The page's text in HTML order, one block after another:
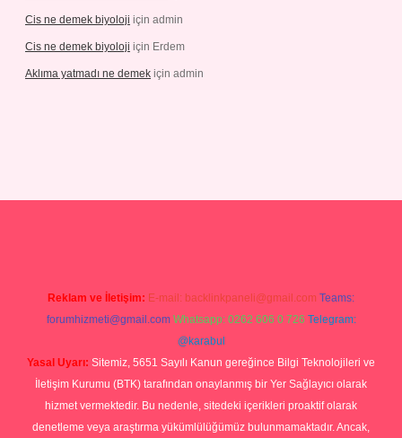
Cis ne demek biyoloji için admin
Cis ne demek biyoloji için Erdem
Aklıma yatmadı ne demek için admin
Reklam ve İletişim: E-mail: backlinkpaneli@gmail.com Teams:
forumhizmeti@gmail.com Whatsapp: 0262 606 0 726 Telegram:
@karabul
Yasal Uyarı: Sitemiz, 5651 Sayılı Kanun gereğince Bilgi Teknolojileri ve
İletişim Kurumu (BTK) tarafından onaylanmış bir Yer Sağlayıcı olarak
hizmet vermektedir. Bu nedenle, sitedeki içerikleri proaktif olarak
denetleme veya araştırma yükümlülüğümüz bulunmamaktadır. Ancak,